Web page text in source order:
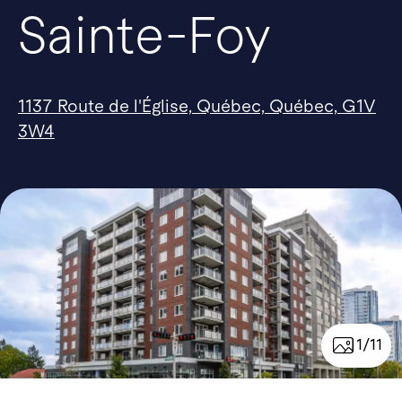
Sainte-Foy
1137 Route de l'Église, Québec, Québec, G1V
3W4
1/11